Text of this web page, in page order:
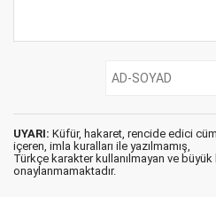
UYARI: Küfür, hakaret, rencide edici
içeren, imla kuralları ile yazılmamış,
Türkçe karakter kullanılmayan ve büyük
onaylanmamaktadır.